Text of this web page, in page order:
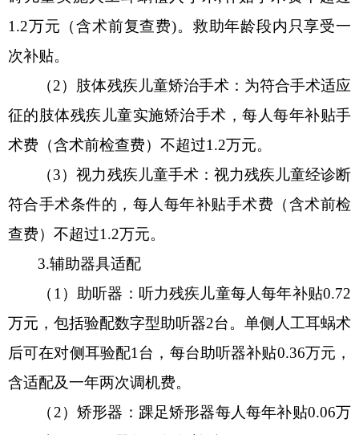
1.2万元（含术前复查费)。救助年龄段内只享受一
次补贴。
（2） 肢体残疾儿童矫治手术：为符合手术适应
征的肢体残疾儿童实施矫治手术，每人每年补贴手
术费（含术前检查费）不超过1.2万元。
（3）视力残疾儿童手术：视力残疾儿童经诊断
符合手术条件的，每人每年补贴手术费（含术前检
查费）不超过1.2万元。
3.辅助器具适配
（ 1 ） 助听器：听力残疾儿童每人每年补贴0.72
万元，包括验配数字型助听器2台。单侧人工耳蜗术
后可在对侧耳验配1台，每台助听器补贴0.36万元，
含适配及一年两次调机费。
（ 2） 矫形器：踝足矫形器每人每年补贴0.06万